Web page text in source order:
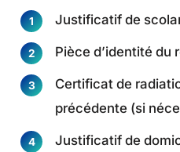
Justificatif de
Pièce d’identité du
Certificat de
précédente (si
Justificatif de